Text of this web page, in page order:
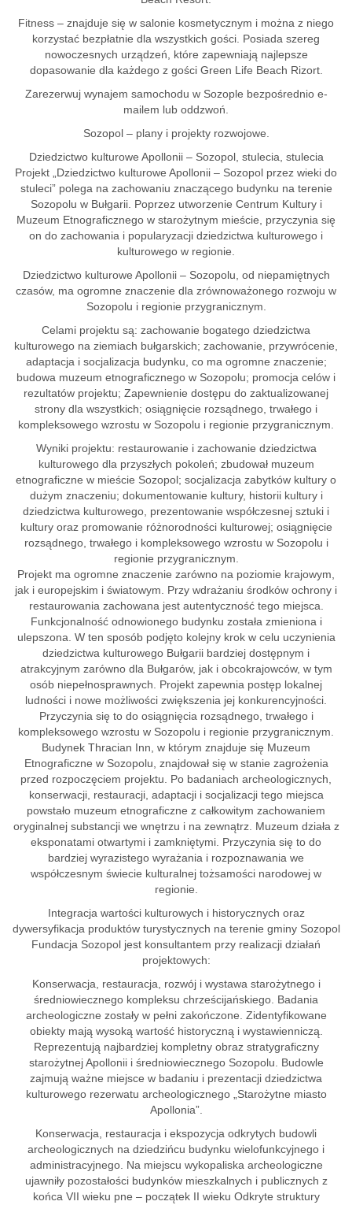
Fitness – znajduje się w salonie kosmetycznym i można z niego
korzystać bezpłatnie dla wszystkich gości. Posiada szereg
nowoczesnych urządzeń, które zapewniają najlepsze
dopasowanie dla każdego z gości Green Life Beach Rizort.
Zarezerwuj wynajem samochodu w Sozople bezpośrednio e-
mailem lub oddzwoń.
Sozopol – plany i projekty rozwojowe.
Dziedzictwo kulturowe Apollonii – Sozopol, stulecia, stulecia
Projekt „Dziedzictwo kulturowe Apollonii – Sozopol przez wieki do
stuleci” polega na zachowaniu znaczącego budynku na terenie
Sozopolu w Bułgarii. Poprzez utworzenie Centrum Kultury i
Muzeum Etnograficznego w starożytnym mieście, przyczynia się
on do zachowania i popularyzacji dziedzictwa kulturowego i
kulturowego w regionie.
Dziedzictwo kulturowe Apollonii – Sozopolu, od niepamiętnych
czasów, ma ogromne znaczenie dla zrównoważonego rozwoju w
Sozopolu i regionie przygranicznym.
Celami projektu są: zachowanie bogatego dziedzictwa
kulturowego na ziemiach bułgarskich; zachowanie, przywrócenie,
adaptacja i socjalizacja budynku, co ma ogromne znaczenie;
budowa muzeum etnograficznego w Sozopolu; promocja celów i
rezultatów projektu; Zapewnienie dostępu do zaktualizowanej
strony dla wszystkich; osiągnięcie rozsądnego, trwałego i
kompleksowego wzrostu w Sozopolu i regionie przygranicznym.
Wyniki projektu: restaurowanie i zachowanie dziedzictwa
kulturowego dla przyszłych pokoleń; zbudował muzeum
etnograficzne w mieście Sozopol; socjalizacja zabytków kultury o
dużym znaczeniu; dokumentowanie kultury, historii kultury i
dziedzictwa kulturowego, prezentowanie współczesnej sztuki i
kultury oraz promowanie różnorodności kulturowej; osiągnięcie
rozsądnego, trwałego i kompleksowego wzrostu w Sozopolu i
regionie przygranicznym.
Projekt ma ogromne znaczenie zarówno na poziomie krajowym,
jak i europejskim i światowym. Przy wdrażaniu środków ochrony i
restaurowania zachowana jest autentyczność tego miejsca.
Funkcjonalność odnowionego budynku została zmieniona i
ulepszona. W ten sposób podjęto kolejny krok w celu uczynienia
dziedzictwa kulturowego Bułgarii bardziej dostępnym i
atrakcyjnym zarówno dla Bułgarów, jak i obcokrajowców, w tym
osób niepełnosprawnych. Projekt zapewnia postęp lokalnej
ludności i nowe możliwości zwiększenia jej konkurencyjności.
Przyczynia się to do osiągnięcia rozsądnego, trwałego i
kompleksowego wzrostu w Sozopolu i regionie przygranicznym.
Budynek Thracian Inn, w którym znajduje się Muzeum
Etnograficzne w Sozopolu, znajdował się w stanie zagrożenia
przed rozpoczęciem projektu. Po badaniach archeologicznych,
konserwacji, restauracji, adaptacji i socjalizacji tego miejsca
powstało muzeum etnograficzne z całkowitym zachowaniem
oryginalnej substancji we wnętrzu i na zewnątrz. Muzeum działa z
eksponatami otwartymi i zamkniętymi. Przyczynia się to do
bardziej wyrazistego wyrażania i rozpoznawania we
współczesnym świecie kulturalnej tożsamości narodowej w
regionie.
Integracja wartości kulturowych i historycznych oraz
dywersyfikacja produktów turystycznych na terenie gminy Sozopol
Fundacja Sozopol jest konsultantem przy realizacji działań
projektowych:
Konserwacja, restauracja, rozwój i wystawa starożytnego i
średniowiecznego kompleksu chrześcijańskiego. Badania
archeologiczne zostały w pełni zakończone. Zidentyfikowane
obiekty mają wysoką wartość historyczną i wystawienniczą.
Reprezentują najbardziej kompletny obraz stratygraficzny
starożytnej Apollonii i średniowiecznego Sozopolu. Budowle
zajmują ważne miejsce w badaniu i prezentacji dziedzictwa
kulturowego rezerwatu archeologicznego „Starożytne miasto
Apollonia”.
Konserwacja, restauracja i ekspozycja odkrytych budowli
archeologicznych na dziedzińcu budynku wielofunkcyjnego i
administracyjnego. Na miejscu wykopaliska archeologiczne
ujawniły pozostałości budynków mieszkalnych i publicznych z
końca VII wieku pne – początek II wieku Odkryte struktury